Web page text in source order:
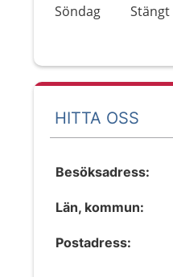
Söndag Stängt
HITTA OSS
Besöksadress:
Län, kommun:
Postadress: